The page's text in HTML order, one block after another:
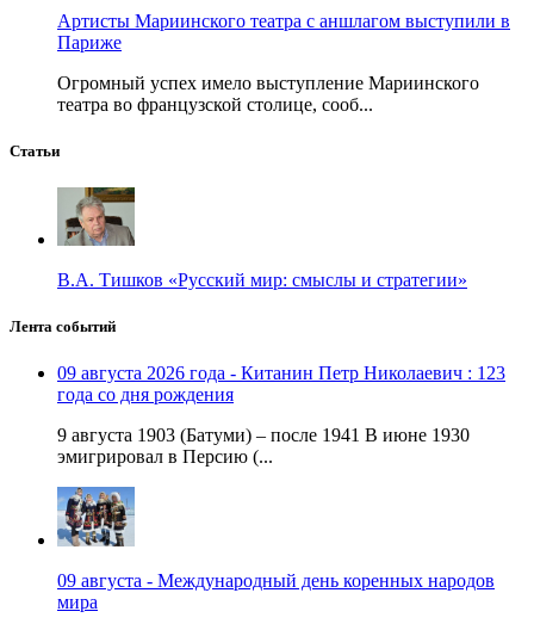
Артисты Мариинского театра с аншлагом выступили в
Париже
Огромный успех имело выступление Мариинского
театра во французской столице, сооб...
Статьи
В.А. Тишков «Русский мир: смыслы и стратегии»
Лента событий
09 августа 2026 года - Китанин Петр Николаевич : 123
года со дня рождения
9 августа 1903 (Батуми) – после 1941 В июне 1930
эмигрировал в Персию (...
09 августа - Международный день коренных народов
мира